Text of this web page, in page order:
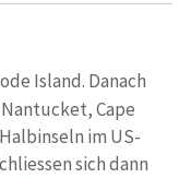
Island. Danach
Cape
im US-
sich dann